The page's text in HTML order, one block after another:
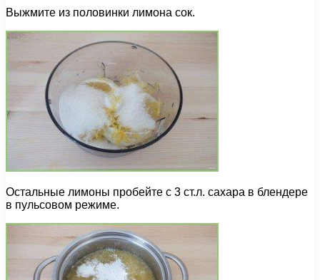
Выжмите из половинки лимона сок.
Остальные лимоны пробейте с 3 ст.л. сахара в блендере
в пульсовом режиме.